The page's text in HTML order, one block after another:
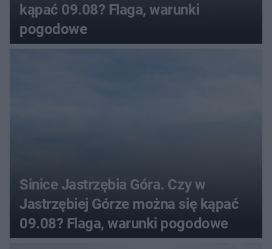
kąpać 09.08? Flaga, warunki
pogodowe
Sinice Jastrzębia Góra. Czy w
Jastrzębiej Górze można się kąpać
09.08? Flaga, warunki pogodowe